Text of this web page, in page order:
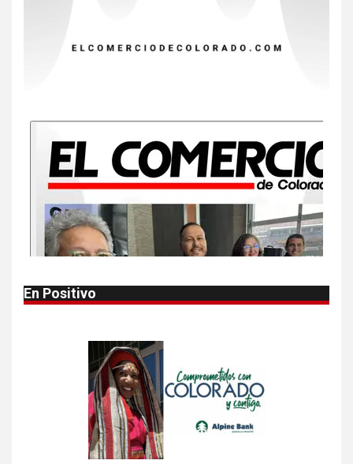
EEUU este año que en 2025
• ESTADOS UNIDOS
HOGAR Y SALUD
NOTICIAS
Van 4,100 casos confirmados
por parásito que causa
diarrea en EEUU
• HOGAR Y SALUD LOCAL NOTICIAS
Reportan en Colorado 110
consumo de jalapeños
• HOGAR Y SALUD LOCAL NOTICIAS
Prevenga picaduras de
insectos de verano en
Colorado
En Positivo